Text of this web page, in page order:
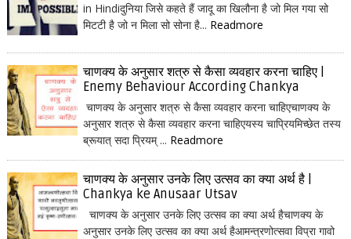
in Hindiदुनिया जिसे कहते हैं जादू का खिलौना है जो मिल गया सो
मिटटी है जो न मिला सो सोना है... Readmore
चाणक्य के अनुसार शत्रु से कैसा व्यवहार करना चाहिए |
Enemy Behaviour According Chankya
चाणक्य के अनुसार शत्रु से कैसा व्यवहार करना चाहिएचाणक्य के
अनुसार शत्रु से कैसा व्यवहार करना चाहिएयस्य चाप्रियमिच्छेत तस्य
ब्रूयात् सदा प्रियम् ... Readmore
चाणक्य के अनुसार उनके लिए उत्सव का क्या अर्थ है |
Chankya ke Anusaar Utsav
चाणक्य के अनुसार उनके लिए उत्सव का क्या अर्थ हैचाणक्य के
अनुसार उनके लिए उत्सव का क्या अर्थ हैआमन्त्रणोत्सवा विप्रा गावो